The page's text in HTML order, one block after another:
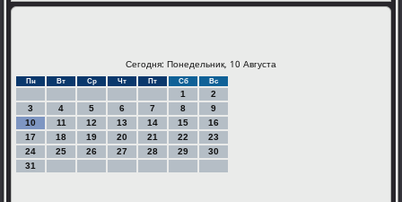
Сегодня: Понедельник, 10 Августа
Пн Вт Ср Чт Пт Сб Вс
1
2
3
4 5 6 7 8
9
10
11 12 13 14 15
16
17
18 19 20 21 22
23
24
25 26 27 28 29
30
31